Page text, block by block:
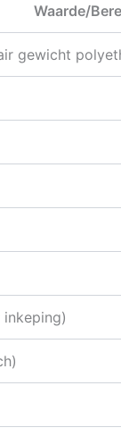
Waarde/
gewicht